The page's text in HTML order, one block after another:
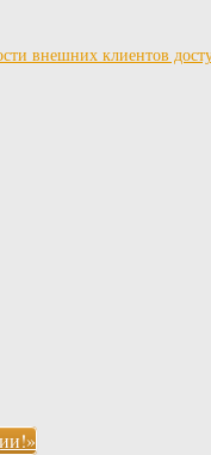
внешних клиентов